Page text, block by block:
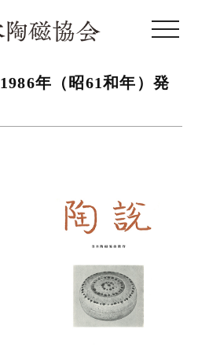
toggle
1986年（昭61和年） 発